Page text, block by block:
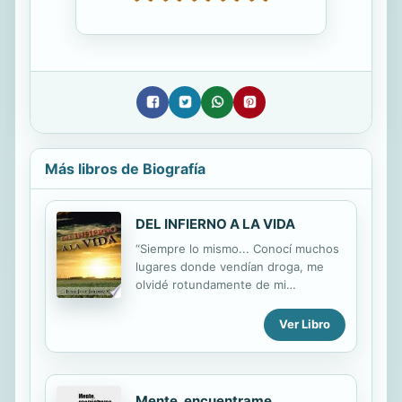
Más libros de Biografía
DEL INFIERNO A LA VIDA
“Siempre lo mismo... Conocí muchos
lugares donde vendían droga, me
olvidé rotundamente de mi
el amor. Me fui a vivir a un cerro con
unos amigos delincuentes. Era como
una casita de piedra con techo de
plástico y hacíamos todos los días lo
Ver Libro